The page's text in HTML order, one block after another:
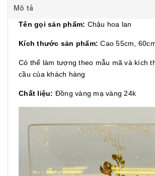
Mô tả
Tên gọi sản phẩm: Chậu hoa lan
Kích thước sản phẩm: Cao 55cm,
Có thể làm tượng theo mẫu mã và kích
cầu của khách hàng
Chất liệu: Đồng vàng mạ vàng 24k